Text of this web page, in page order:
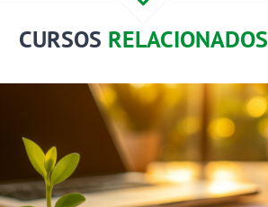
CURSOS RELACIONADOS